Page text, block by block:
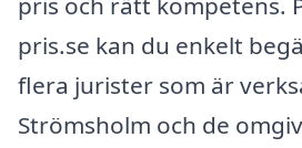
pris.se kan du enkelt
flera jurister som är
Strömsholm och de